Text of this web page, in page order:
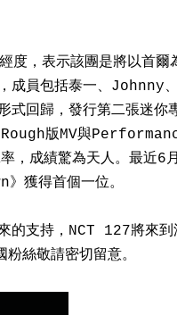
度，表示該團是將以首爾
成員包括泰一、Johnny
式回歸，發行第二張迷你
版MV與
，成績驚為天人。最近6
獲得首個一位。
支持，NCT 127將來到
絲敬請密切留意。